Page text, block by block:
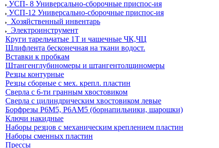
УСП- 8 Универсально-сборочные приспос-ия
УСП-12 Универсально-сборочные приспос-ия
Хозяйственный инвентарь
Электроинструмент
Круги тарельчатые 1Т и чашечные ЧК,ЧЦ
Шлифлента бесконечная на ткани водост.
Вставки к пробкам
Штангенглубиномеры и штангентолщиномеры
Резцы контурные
Резцы сборные с мех. крепл. пластин
Сверла с 6-ти гранным хвостовиком
Сверла с цилиндрическим хвостовиком левые
Борфрезы Р6М5, Р6АМ5 (борнапильники, шарошки)
Ключи накидные
Наборы резцов с механическим креплением пластин
Наборы сменных пластин
Прессы